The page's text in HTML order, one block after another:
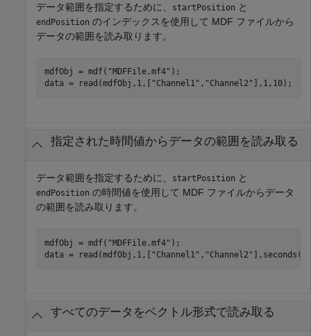
データ範囲を指定するために、 startPosition と
endPosition のインデックスを使用して MDF ファイルから
データの範囲を読み取ります。
mdfObj = mdf( "MDFFile.mf4" );
data = read(mdfObj,1,[
"Channel1" , "Channel2" ],1,10);
指定された時間値からデータの範囲を読み取る
データ範囲を指定するために、 startPosition と
endPosition の時間値を使用して MDF ファイルからデータ
の範囲を読み取ります。
mdfObj = mdf( "MDFFile.mf4" );
data = read(mdfObj,1,[ "Channel1" , "Channel2"
すべてのデータをベクトル形式で読み取る